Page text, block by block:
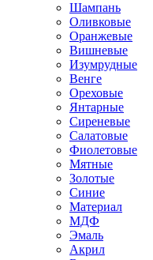
Шампань
Оливковые
Оранжевые
Вишневые
Изумрудные
Венге
Ореховые
Янтарные
Сиреневые
Салатовые
Фиолетовые
Мятные
Золотые
Синие
Материал
МДФ
Эмаль
Акрил